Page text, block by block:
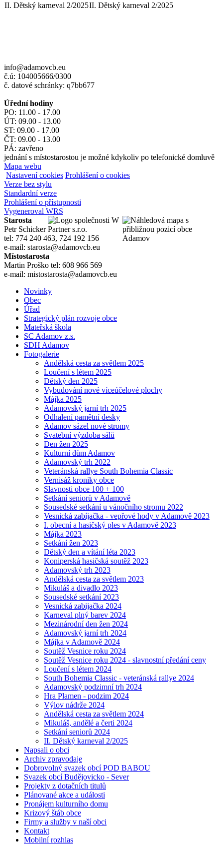
II. Dětský karneval 2/2025II. Dětský karneval 2/2025
info@adamovcb.eu
č.ú: 104005666/0300
č. datové schránky: q7bb677
Úřední hodiny
PO: 11.00 - 17.00
ÚT: 09.00 - 13.00
ST: 09.00 - 17.00
ČT: 09.00 - 13.00
PÁ: zavřeno
jednání s místostarostou je možné kdykoliv po telefonické domluvě
Mapa webu
Nastavení cookies Prohlášení o cookies
Verze bez stylu
Standardní verze
Prohlášení o přístupnosti
Vygeneroval WRS
Starosta
Petr Schicker
tel: 774 240 463, 724 192 156
e-mail: starosta@adamovcb.eu
Místostarosta
Martin Proško tel: 608 966 569
e-mail: mistostarosta@adamovcb.eu
Novinky
Obec
Úřad
Strategický plán rozvoje obce
Mateřská škola
SC Adamov z.s.
SDH Adamov
Fotogalerie
Andělská cesta za světlem 2025
Loučení s létem 2025
Dětský den 2025
Vybudování nové víceúčelové plochy
Májka 2025
Adamovský jarní trh 2025
Odhalení pamětní desky
Adamov sázel nové stromy
Svatební výzdoba sálů
Den žen 2025
Kulturní dům Adamov
Adamovský trh 2022
Veteránská rallye South Bohemia Classic
Vernisáž kroniky obce
Slavnosti obce 100 + 100
Setkání seniorů v Adamově
Sousedské setkání u vánočního stromu 2022
Vesnická zabíjačka - vepřové hody v Adamově 2023
I. obecní a hasičský ples v Adamově 2023
Májka 2023
Setkání žen 2023
Dětský den a vítání léta 2023
Koniperská hasičská soutěž 2023
Adamovský trh 2023
Andělská cesta za světlem 2023
Mikuláš a divadlo 2023
Sousedské setkání 2023
Vesnická zabijačka 2024
Karneval plný barev 2024
Mezinárodní den žen 2024
Adamovský jarní trh 2024
Májka v Adamově 2024
Soutěž Vesnice roku 2024
Soutěž Vesnice roku 2024 - slavnostní předání ceny
Loučení s létem 2024
South Bohemia Classic - veteránská rallye 2024
Adamovský podzimní trh 2024
Hra Plamen - podzim 2024
Výlov nádrže 2024
Andělská cesta za světlem 2024
Mikuláš, andělé a čerti 2024
Setkání seniorů 2024
II. Dětský karneval 2/2025
Napsali o obci
Archiv zpravodaje
Dobrovolný svazek obcí POD BABOU
Svazek obcí Budějovicko - Sever
Projekty z dotačních titulů
Plánované akce a události
Pronájem kulturního domu
Krizový štáb obce
Firmy a služby v naší obci
Kontakt
Mobilní rozhlas